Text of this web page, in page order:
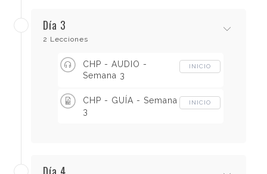
Día 3
2 Lecciones
CHP - AUDIO -
Semana 3
INICIO
CHP - GUÍA - Semana
3
INICIO